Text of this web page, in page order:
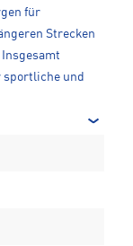
für
Strecken
sportliche und